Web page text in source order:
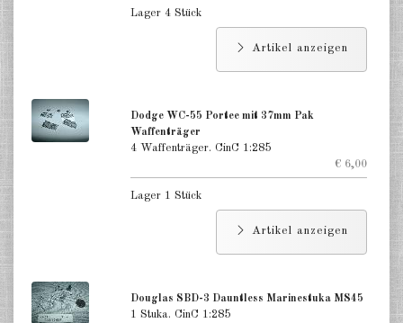
Lager 4 Stück
Artikel anzeigen
Dodge WC-55 Portee mit 37mm Pak
Waffenträger
4 Waffenträger. CinC 1:285
€ 6,00
Lager 1 Stück
Artikel anzeigen
Douglas SBD-3 Dauntless Marinestuka MS45
1 Stuka. CinC 1:285